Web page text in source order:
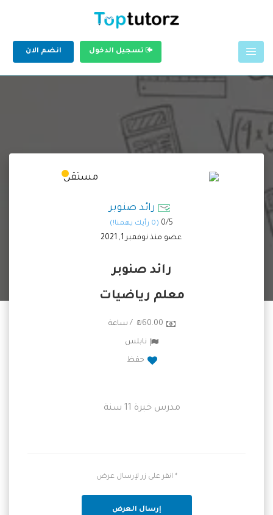
تسجيل الدخول انضم الان
رائد صنوبر
0/5 (0 رأيك يهمنا!)
عضو منذ نوفمبر 1, 2021
رائد صنوبر
معلم رياضيات
₪60.00 / ساعة
نابلس
حفظ
مدرس خبرة 11 سنة
* انقر على زر لإرسال عرض
إرسال العرض